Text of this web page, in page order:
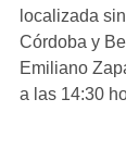
localizada
Córdoba y
Emiliano
a las 14:30